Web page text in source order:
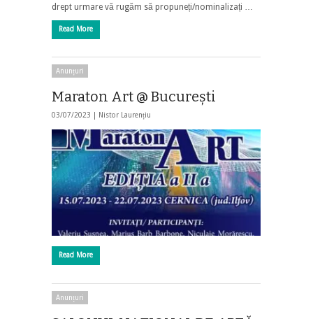
drept urmare vă rugăm să propuneți/nominalizați …
Read More
Anunțuri
Maraton Art @ Bucureşti
03/07/2023 | Nistor Laurențiu
Read More
Anunțuri